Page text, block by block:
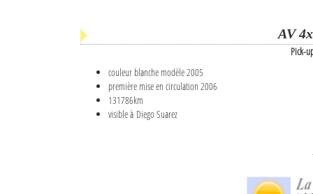
AV
Pick-
couleur blanche modèle 2005
première mise en circulation 2006
131786km
visible à Diego Suarez